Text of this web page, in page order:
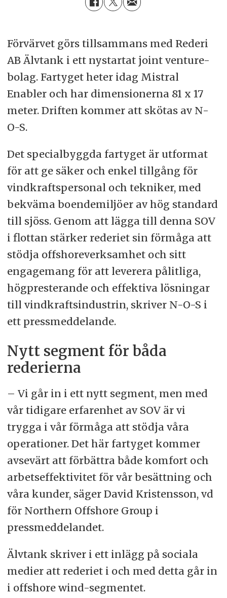
Förvärvet görs tillsammans med Rederi
AB Älvtank i ett nystartat joint venture-
bolag. Fartyget heter idag Mistral
Enabler och har dimensionerna 81 x 17
meter. Driften kommer att skötas av N-
O-S.
Det specialbyggda fartyget är utformat
för att ge säker och enkel tillgång för
vindkraftspersonal och tekniker, med
bekväma boendemiljöer av hög standard
till sjöss. Genom att lägga till denna SOV
i flottan stärker rederiet sin förmåga att
stödja offshoreverksamhet och sitt
engagemang för att leverera pålitliga,
högpresterande och effektiva lösningar
till vindkraftsindustrin, skriver N-O-S i
ett pressmeddelande.
Nytt segment för båda
rederierna
– Vi går in i ett nytt segment, men med
vår tidigare erfarenhet av SOV är vi
trygga i vår förmåga att stödja våra
operationer. Det här fartyget kommer
avsevärt att förbättra både komfort och
arbetseffektivitet för vår besättning och
våra kunder, säger David Kristensson, vd
för Northern Offshore Group i
pressmeddelandet.
Älvtank skriver i ett inlägg på sociala
medier att rederiet i och med detta går in
i offshore wind-segmentet.